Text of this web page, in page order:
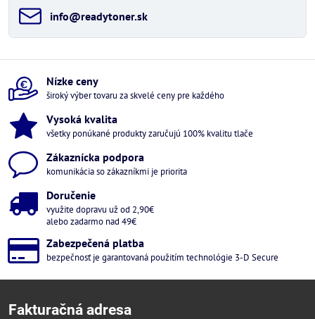
info​@readytoner​.sk
Nízke ceny
široký výber tovaru za skvelé ceny pre každého
Vysoká kvalita
všetky ponúkané produkty zaručujú 100% kvalitu tlače
Zákaznícka podpora
komunikácia so zákazníkmi je priorita
Doručenie
využite dopravu už od 2,90€
alebo zadarmo nad 49€
Zabezpečená platba
bezpečnosť je garantovaná použitím technológie 3-D Secure
Fakturačná adresa